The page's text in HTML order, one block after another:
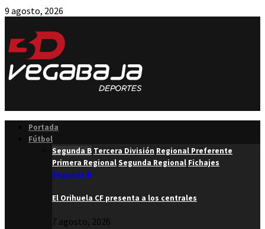
9 agosto, 2026
Portada
Fútbol
Segunda B Tercera División Regional Preferente
Primera RegionalSegunda Regional Fichajes
Segunda B
El Orihuela CF presenta a los centrales
7 agosto, 2026